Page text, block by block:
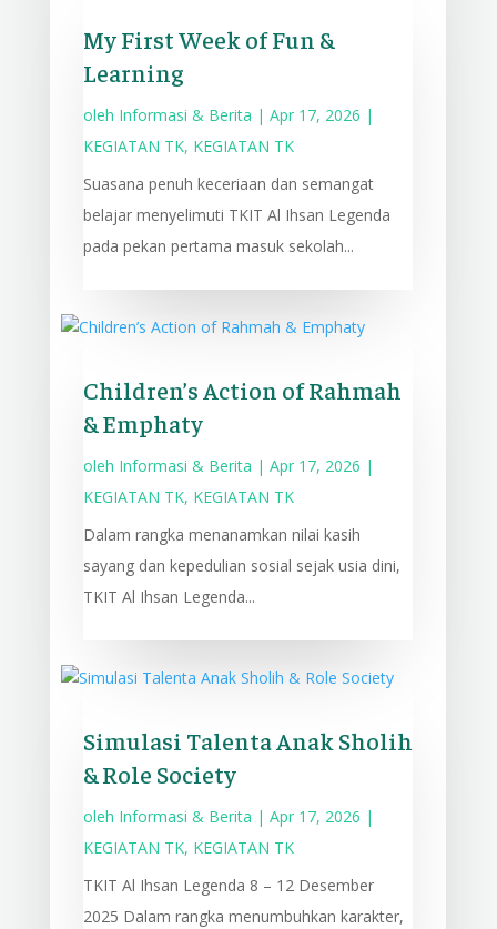
My First Week of Fun &
Learning
oleh Informasi & Berita | Apr 17, 2026 |
KEGIATAN TK, KEGIATAN TK
Suasana penuh keceriaan dan semangat
belajar menyelimuti TKIT Al Ihsan Legenda
pada pekan pertama masuk sekolah...
Children’s Action of Rahmah
& Emphaty
oleh Informasi & Berita | Apr 17, 2026 |
KEGIATAN TK, KEGIATAN TK
Dalam rangka menanamkan nilai kasih
sayang dan kepedulian sosial sejak usia dini,
TKIT Al Ihsan Legenda...
Simulasi Talenta Anak Sholih
& Role Society
oleh Informasi & Berita | Apr 17, 2026 |
KEGIATAN TK, KEGIATAN TK
TKIT Al Ihsan Legenda 8 – 12 Desember
2025 Dalam rangka menumbuhkan karakter,